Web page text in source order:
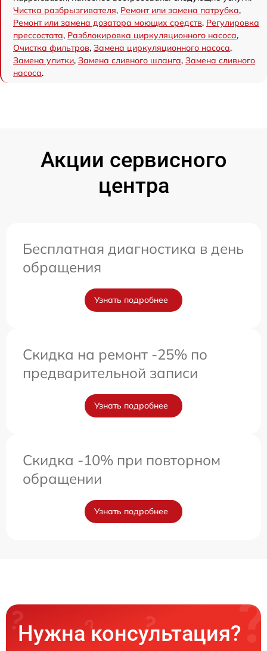
Чистка разбрызгивателя, Ремонт или замена патрубка,
Ремонт или замена дозатора моющих средств, Регулировка
прессостата, Разблокировка циркуляционного насоса,
Очистка фильтров, Замена циркуляционного насоса,
Замена улитки, Замена сливного шланга, Замена сливного
насоса.
Акции сервисного
центра
Бесплатная диагностика в день
обращения
Узнать подробнее
Скидка на ремонт -25% по
предварительной записи
Узнать подробнее
Скидка -10% при повторном
обращении
Узнать подробнее
Нужна консультация?